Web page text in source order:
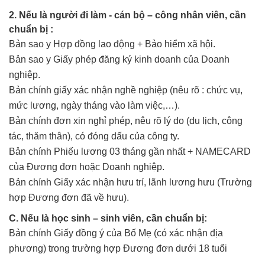
2. Nếu là người đi làm - cán bộ – công nhân viên, cần
chuẩn bị :
Bản sao y Hợp đồng lao động + Bảo hiểm xã hội.
Bản sao y Giấy phép đăng ký kinh doanh của Doanh
nghiệp.
Bản chính giấy xác nhận nghề nghiệp (nêu rõ : chức vụ,
mức lương, ngày tháng vào làm việc,…).
Bản chính đơn xin nghỉ phép, nêu rõ lý do (du lịch, công
tác, thăm thân), có đóng dấu của công ty.
Bản chính Phiếu lương 03 tháng gần nhất + NAMECARD
của Đương đơn hoặc Doanh nghiệp.
Bản chính Giấy xác nhận hưu trí, lãnh lương hưu (Trường
hợp Đương đơn đã về hưu).
C. Nếu là học sinh – sinh viên, cần chuẩn bị:
Bản chính Giấy đồng ý của Bố Mẹ (có xác nhận địa
phương) trong trường hợp Đương đơn dưới 18 tuổi